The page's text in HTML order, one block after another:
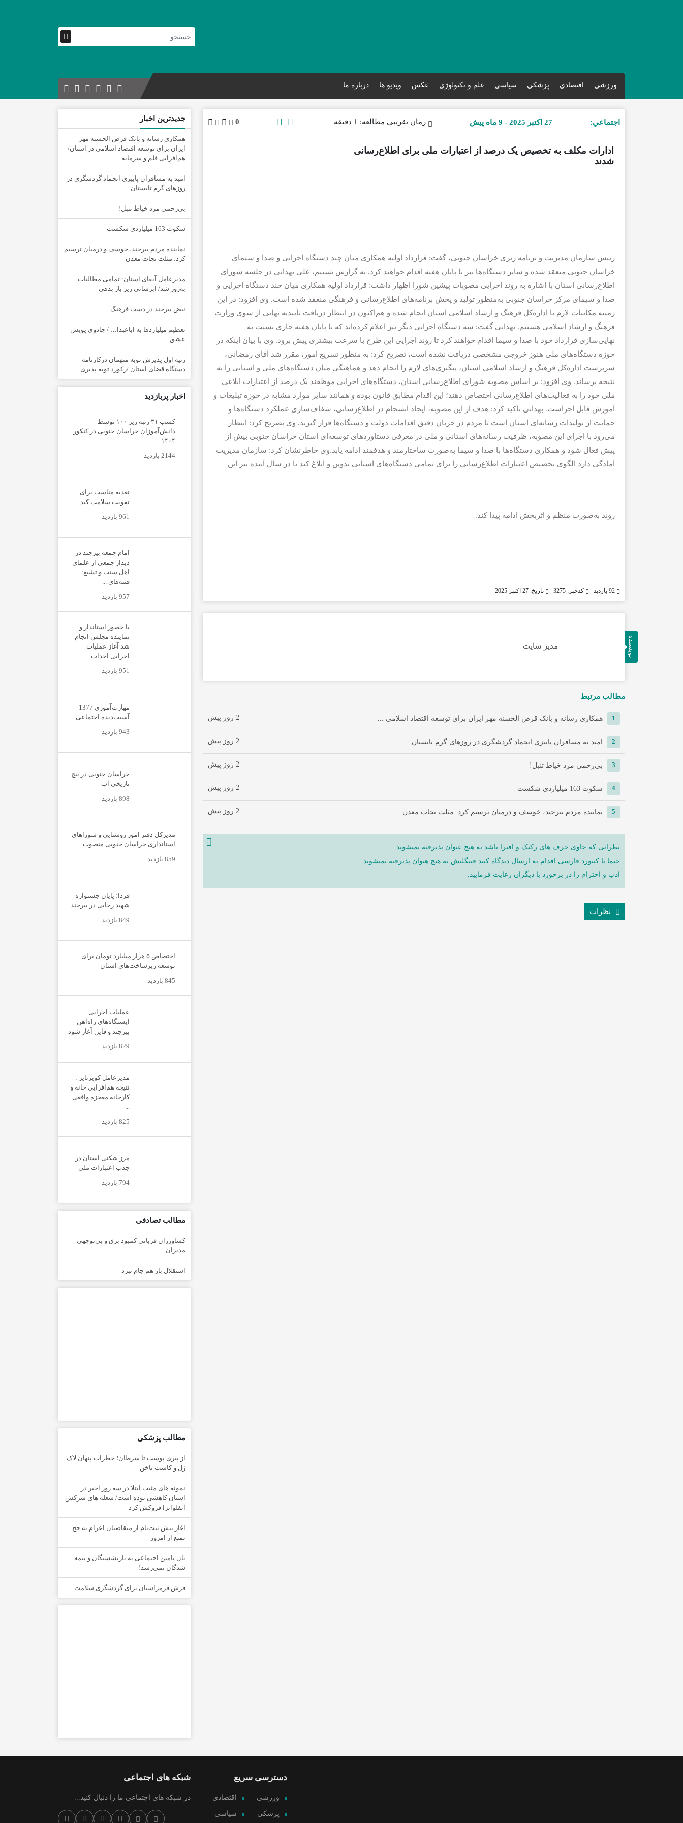
ورزشی اقتصادی پزشکی سیاسی علم و تکنولوژی عکس ویدیو ها درباره ما
اجتماعي: 27 اکتبر 2025 - 9 ماه پیش زمان تقریبی مطالعه: 1 دقیقه 0
ادارات مکلف به تخصیص یک درصد از اعتبارات ملی برای اطلاع‌رسانی
شدند
رئیس سازمان مدیریت و برنامه ریزی خراسان جنوبی، گفت: قرارداد اولیه همکاری میان چند دستگاه اجرایی و صدا و سیمای
خراسان جنوبی منعقد شده و سایر دستگاه‌ها نیز تا پایان هفته اقدام خواهند کرد. به گزارش تسنیم، علی بهدانی در جلسه شورای
اطلاع‌رسانی استان با اشاره به روند اجرایی مصوبات پیشین شورا اظهار داشت: قرارداد اولیه همکاری میان چند دستگاه اجرایی و
صدا و سیمای مرکز خراسان جنوبی به‌منظور تولید و پخش برنامه‌های اطلاع‌رسانی و فرهنگی منعقد شده است. وی افزود: در این
زمینه مکاتبات لازم با اداره‌کل فرهنگ و ارشاد اسلامی استان انجام شده و هم‌اکنون در انتظار دریافت تأییدیه نهایی از سوی وزارت
فرهنگ و ارشاد اسلامی هستیم. بهدانی گفت: سه دستگاه اجرایی دیگر نیز اعلام کرده‌اند که تا پایان هفته جاری نسبت به
نهایی‌سازی قرارداد خود با صدا و سیما اقدام خواهند کرد تا روند اجرایی این طرح با سرعت بیشتری پیش برود. وی با بیان اینکه در
حوزه دستگاه‌های ملی هنوز خروجی مشخصی دریافت نشده است، تصریح کرد: به منظور تسریع امور، مقرر شد آقای رمضانی،
سرپرست اداره‌کل فرهنگ و ارشاد اسلامی استان، پیگیری‌های لازم را انجام دهد و هماهنگی میان دستگاه‌های ملی و استانی را به
نتیجه برساند. وی افزود: بر اساس مصوبه شورای اطلاع‌رسانی استان، دستگاه‌های اجرایی موظفند یک درصد از اعتبارات ابلاغی
ملی خود را به فعالیت‌های اطلاع‌رسانی اختصاص دهند؛ این اقدام مطابق قانون بوده و همانند سایر موارد مشابه در حوزه تبلیغات و
آموزش قابل اجراست. بهدانی تأکید کرد: هدف از این مصوبه، ایجاد انسجام در اطلاع‌رسانی، شفاف‌سازی عملکرد دستگاه‌ها و
حمایت از تولیدات رسانه‌ای استان است تا مردم در جریان دقیق اقدامات دولت و دستگاه‌ها قرار گیرند. وی تصریح کرد: انتظار
می‌رود با اجرای این مصوبه، ظرفیت رسانه‌های استانی و ملی در معرفی دستاوردهای توسعه‌ای استان خراسان جنوبی بیش از
پیش فعال شود و همکاری دستگاه‌ها با صدا و سیما به‌صورت ساختارمند و هدفمند ادامه یابد.وی خاطرنشان کرد: سازمان مدیریت
آمادگی دارد الگوی تخصیص اعتبارات اطلاع‌رسانی را برای تمامی دستگاه‌های استانی تدوین و ابلاغ کند تا در سال آینده نیز این
روند به‌صورت منظم و اثربخش ادامه پیدا کند.
کدخبر: 3275 تاریخ: 27 اکتبر 2025
نویسنده مدیر سایت
مطالب مرتبط
1 همکاری رسانه و بانک قرض الحسنه مهر ایران برای توسعه اقتصاد اسلامی ... 2 روز پیش
2 امید به مسافران پاییزی انجماد گردشگری در روزهای گرم تابستان 2 روز پیش
3 ‌بی‌رحمی مرد خیاط تنبل! 2 روز پیش
4 سکوت 163 میلیاردی شکست 2 روز پیش
5 نماینده مردم بیرجند، خوسف و درمیان ترسیم کرد: مثلث نجات معدن 2 روز پیش
نظراتی که حاوی حرف های رکیک و افترا باشد به هیچ عنوان پذیرفته نمیشوند
حتما با کیبورد فارسی اقدام به ارسال دیدگاه کنید فینگلیش به هیچ هنوان پذیرفته نمیشوند
ادب و احترام را در برخورد با دیگران رعایت فرمایید.
نظرات
جدیدترین اخبار
همکاری رسانه و بانک قرض الحسنه مهر
ایران برای توسعه اقتصاد اسلامی در استان/
هم‌افزایی قلم و سرمایه
امید به مسافران پاییزی انجماد گردشگری در
روزهای گرم تابستان
‌بی‌رحمی مرد خیاط تنبل!
سکوت 163 میلیاردی شکست
نماینده مردم بیرجند، خوسف و درمیان ترسیم
کرد: مثلث نجات معدن
مدیرعامل آبفای استان: تمامی مطالبات
به‌روز شد/ آبرسانی زیر بار بدهی
نبض بیرجند در دست فرهنگ
تعظیم میلیاردها به اباعبدا… / جادوی پویش
عشق
رتیه اول پذیرش توبه متهمان درکارنامه
دستگاه قضای استان /رکورد توبه پذیری
اخبار پربازدید
کسب ۳۱ رتبه زیر ۱۰۰ توسط
دانش‌آموزان خراسان جنوبی در کنکور
۱۴۰۴
2144 بازدید
تغذیه مناسب برای
تقویت سلامت کبد
961 بازدید
امام جمعه بیرجند در
دیدار جمعی از علمای
اهل سنت و تشیع:
فتنه‌های ...
957 بازدید
با حضور استاندار و
نماینده مجلس انجام
شد آغاز عملیات
اجرایی احداث ...
951 بازدید
مهارت‌آموزی 1377
آسیب‌دیده اجتماعی
943 بازدید
خراسان جنوبی در پیچ
تاریخی آب
898 بازدید
مدیرکل دفتر امور روستایی و شوراهای
استانداری خراسان جنوبی منصوب ...
859 بازدید
فردا؛ پایان جشنواره
شهید رجایی در بیرجند
849 بازدید
اختصاص ۵ هزار میلیارد تومان برای
توسعه زیرساخت‌های استان
845 بازدید
عملیات اجرایی
ایستگاه‌های راه‌آهن
بیرجند و قاین آغاز شود
829 بازدید
مدیرعامل کویرتایر :
نتیجه هم‌افزایی خانه و
کارخانه معجزه واقعی
...
825 بازدید
مرز شکنی استان در
جذب اعتبارات ملی
794 بازدید
مطالب تصادفی
کشاورزان قربانی کمبود برق و بی‌توجهی
مدیران
استقلال باز هم جام نبرد
مطالب پزشکی
از پیری پوست تا سرطان؛ خطرات پنهان لاک
ژل و کاشت ناخن
نمونه های مثبت ابتلا در سه روز اخیر در
استان کاهشی بوده است/ شعله های سرکش
آنفلوانزا فروکش کرد
اغاز پیش ثبت‌نام از متقاضیان اعزام به حج
تمتع از امروز
نان تامین اجتماعی به بازنشستگان و بیمه
شدگان نمی‌رسد!
فرش قرمزاستان برای گردشگری سلامت
دسترسی سریع
ورزشی اقتصادی
پزشکی سیاسی
شبکه های اجتماعی
در شبکه های اجتماعی ما را دنبال کنید...